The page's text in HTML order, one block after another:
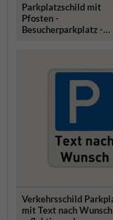
Parkplatzschild mit
Pfosten -
Besucherparkplatz -
Verkehrsschild
mit Text nach